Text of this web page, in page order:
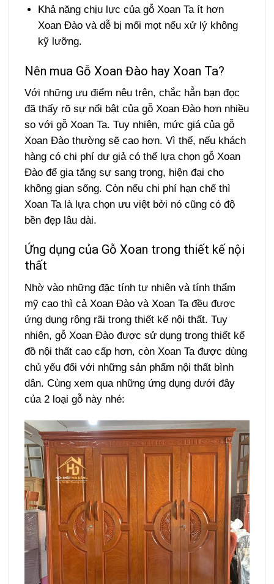
Khả năng chịu lực của gỗ Xoan Ta ít hơn
Xoan Đào và dễ bị mối mọt nếu xử lý không
kỹ lưỡng.
Nên mua Gỗ Xoan Đào hay Xoan Ta?
Với những ưu điểm nêu trên, chắc hẳn bạn đọc
đã thấy rõ sự nổi bật của gỗ Xoan Đào hơn nhiều
so với gỗ Xoan Ta. Tuy nhiên, mức giá của gỗ
Xoan Đào thường sẽ cao hơn. Vì thế, nếu khách
hàng có chi phí dư giả có thể lựa chọn gỗ Xoan
Đào để gia tăng sự sang trọng, hiện đại cho
không gian sống. Còn nếu chi phí hạn chế thì
Xoan Ta là lựa chọn ưu việt bởi nó cũng có độ
bền đẹp lâu dài.
Ứng dụng của Gỗ Xoan trong thiết kế nội
thất
Nhờ vào những đặc tính tự nhiên và tính thẩm
mỹ cao thì cả Xoan Đào và Xoan Ta đều được
ứng dụng rộng rãi trong thiết kế nội thất. Tuy
nhiên, gỗ Xoan Đào được sử dụng trong thiết kế
đồ nội thất cao cấp hơn, còn Xoan Ta được dùng
chủ yếu đối với những sản phẩm nội thất bình
dân. Cùng xem qua những ứng dụng dưới đây
của 2 loại gỗ này nhé: